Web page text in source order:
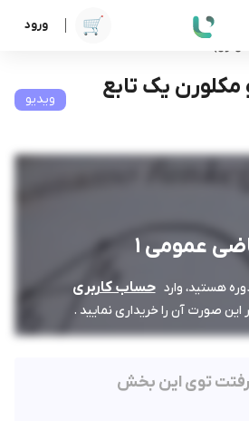
ورود
یک تابع
ویدیو
عمومی 1
هستید، وارد حساب کاربری
این صورت آن را خریداری نمایید .
توی این بخش